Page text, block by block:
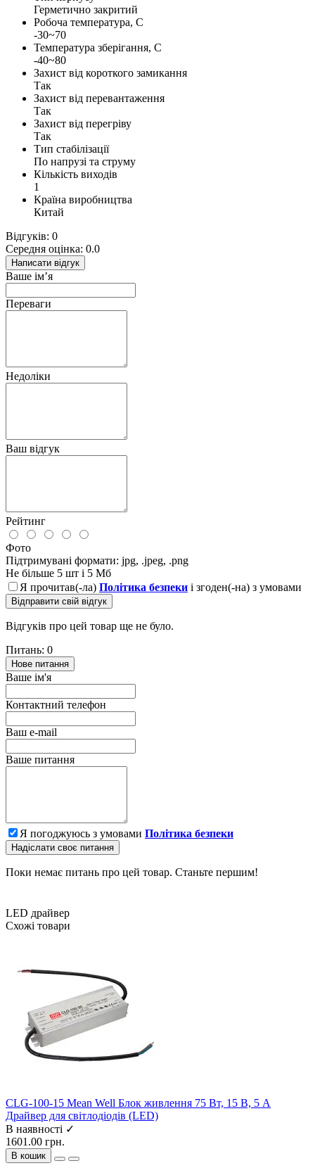
Герметично закритий
Робоча температура, С
-30~70
Температура зберігання, С
-40~80
Захист від короткого замикання
Так
Захист від перевантаження
Так
Захист від перегріву
Так
Тип стабілізації
По напрузі та струму
Кількість виходів
1
Країна виробництва
Китай
Відгуків: 0
Середня оцінка: 0.0
Написати відгук
Ваше ім’я
Переваги
Недоліки
Ваш відгук
Рейтинг
Фото
Підтримувані формати: jpg, .jpeg, .png
Не більше 5 шт і 5 Мб
Я прочитав(-ла) Політика безпеки і згоден(-на) з умовами
Відправити свій відгук
Відгуків про цей товар ще не було.
Питань: 0
Нове питання
Ваше ім'я
Контактний телефон
Ваш e-mail
Ваше питання
Я погоджуюсь з умовами Політика безпеки
Надіслати своє питання
Поки немає питань про цей товар. Станьте першим!
LED драйвер
Схожі товари
CLG-100-15 Mean Well Блок живлення 75 Вт, 15 В, 5 А
Драйвер для світлодіодів (LED)
В наявності ✓
1601.00 грн.
В кошик